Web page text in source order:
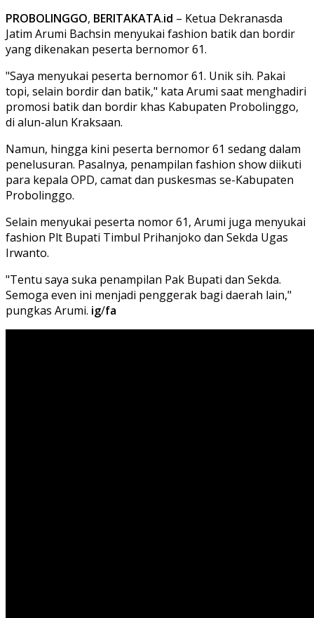
PROBOLINGGO, BERITAKATA.id – Ketua Dekranasda
Jatim Arumi Bachsin menyukai fashion batik dan bordir
yang dikenakan peserta bernomor 61.
"Saya menyukai peserta bernomor 61. Unik sih. Pakai
topi, selain bordir dan batik," kata Arumi saat menghadiri
promosi batik dan bordir khas Kabupaten Probolinggo,
di alun-alun Kraksaan.
Namun, hingga kini peserta bernomor 61 sedang dalam
penelusuran. Pasalnya, penampilan fashion show diikuti
para kepala OPD, camat dan puskesmas se-Kabupaten
Probolinggo.
Selain menyukai peserta nomor 61, Arumi juga menyukai
fashion Plt Bupati Timbul Prihanjoko dan Sekda Ugas
Irwanto.
"Tentu saya suka penampilan Pak Bupati dan Sekda.
Semoga even ini menjadi penggerak bagi daerah lain,"
pungkas Arumi. ig/fa